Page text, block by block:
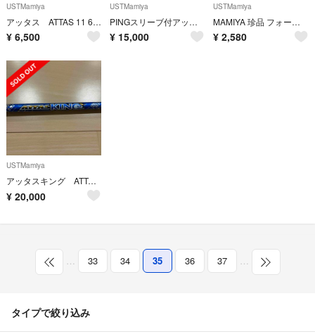
USTMamiya
アッタス ATTAS 11 6S シャフト単品
¥ 6,500
USTMamiya
PINGスリーブ付アッタスダース5S
¥ 15,000
USTMamiya
MAMIYA 珍品 フォーカシング 拡張ノブ Φ35mmダイヤル
¥ 2,580
USTMamiya
アッタスキング ATTAS KING
¥ 20,000
… 33 34 35 36 37 …
タイプで絞り込み